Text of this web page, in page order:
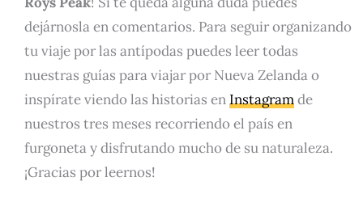
dejárnosla en comentarios. Para seguir organizando
tu viaje por las antípodas puedes leer todas
nuestras guías para viajar por Nueva Zelanda o
inspírate viendo las historias enInstagramde
nuestros tres meses recorriendo el país en
furgoneta y disfrutando mucho de su naturaleza.
¡Gracias por leernos!